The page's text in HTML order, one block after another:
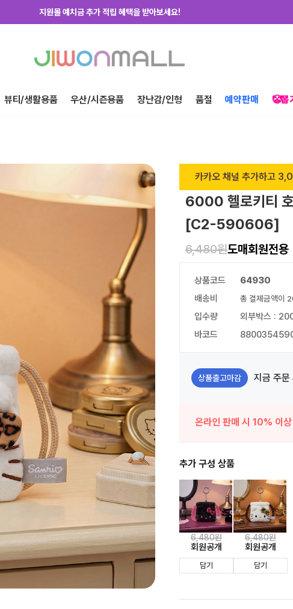
지원몰 위탁배송을 신청하세요!
지금 가입하고 첫구매 혜택 받아가세요!
뷰티/생활용품 우산/시즌용품 장난감/인형 품절 예약판매 🤡뽑
카카오 채널 추가하고
6000 헬로키티
[C2-590606]
6,480원도매회원전용
상품코드
64930
배송비
총 결제금액이
입수량
외부박스 :
바코드
상품출고마감 지금 주문
온라인 판매 시 10% 이
추가 구성 상품
6,480원
회원공개
담기
6,480원
회원공개
담기